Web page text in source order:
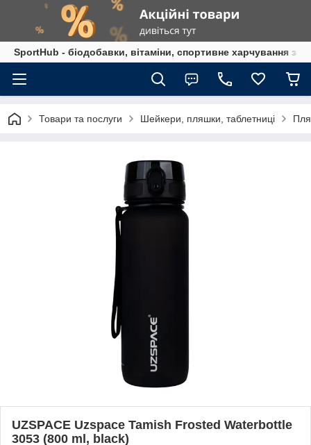
SportHub - біодобавки, вітаміни, спортивне харчування за
Товари та послуги Шейкери, пляшки, таблетниці
UZSPACE Uzspace Tamish Frosted Waterbottle
3053 (800 ml, black)